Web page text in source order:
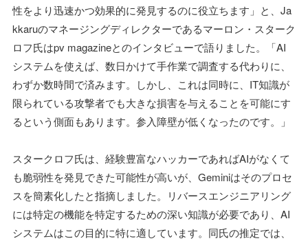
性をより迅速かつ効果的に発見するのに役立ちます」と、Ja
kkaruのマネージングディレクターであるマーロン・スターク
ロフ氏はpv magazineとのインタビューで語りました。「AI
システムを使えば、数日かけて手作業で調査する代わりに、
わずか数時間で済みます。しかし、これは同時に、IT知識が
限られている攻撃者でも大きな損害を与えることを可能にす
るという側面もあります。参入障壁が低くなったのです。」
スタークロフ氏は、経験豊富なハッカーであればAIがなくて
も脆弱性を発見できた可能性が高いが、Geminiはそのプロセ
スを簡素化したと指摘しました。リバースエンジニアリング
には特定の機能を特定するための深い知識が必要であり、AI
システムはこの目的に特に適しています。同氏の推定では、